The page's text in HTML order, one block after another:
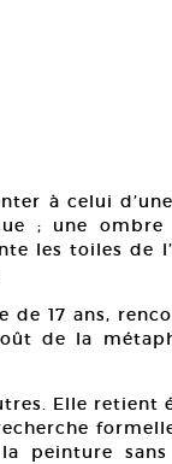
à celui
; une
les toiles de
de 17 ans,
de la
Elle retient
peinture